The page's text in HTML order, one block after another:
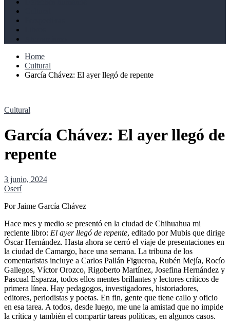
Home
Cultural
García Chávez: El ayer llegó de repente
Cultural
García Chávez: El ayer llegó de
repente
3 junio, 2024
Oserí
Por Jaime García Chávez
Hace mes y medio se presentó en la ciudad de Chihuahua mi
reciente libro: El ayer llegó de repente, editado por Mubis que dirige
Óscar Hernández. Hasta ahora se cerró el viaje de presentaciones en
la ciudad de Camargo, hace una semana. La tribuna de los
comentaristas incluye a Carlos Pallán Figueroa, Rubén Mejía, Rocío
Gallegos, Víctor Orozco, Rigoberto Martínez, Josefina Hernández y
Pascual Esparza, todos ellos mentes brillantes y lectores críticos de
primera línea. Hay pedagogos, investigadores, historiadores,
editores, periodistas y poetas. En fin, gente que tiene callo y oficio
en esa tarea. A todos, desde luego, me une la amistad que no impide
la crítica y también el compartir tareas políticas, en algunos casos.